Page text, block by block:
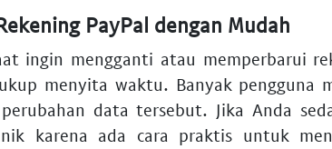
PayPal dengan Mudah
ingin mengganti atau memperbarui
menyita waktu. Banyak pengguna
data tersebut. Jika Anda
karena ada cara praktis untuk